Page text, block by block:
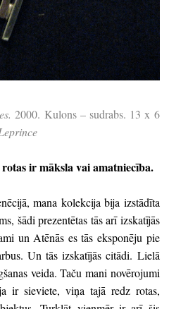
2000. Kulons – sudrabs. 13 x 6
ir māksla vai amatniecība.
mana kolekcija bija izstādīta
šādi prezentētas tās arī izskatījās
un Atēnās es tās eksponēju pie
Un tās izskatījās citādi. Lielā
veida. Taču mani novērojumi
ir sieviete, viņa tajā redz rotas,